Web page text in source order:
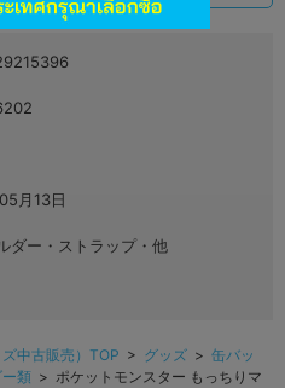
月13日
ダー・ストラップ・他
中古販売）TOP > グッズ > 缶バッ
類 > ポケットモンスター もっちりマ